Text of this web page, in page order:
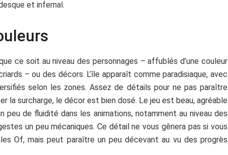
et infernal.
ce soit au niveau des personnages – affublés d’une couleur
– ou des décors. L’île apparaît comme paradisiaque, avec
selon les zones. Assez de détails pour ne pas paraître
la surcharge, le décor est bien dosé. Le jeu est beau, agréable
peu de fluidité dans les animations, notamment au niveau des
un peu mécaniques. Ce détail ne vous gênera pas si vous
Of, mais peut paraître un peu décevant au vu des progrès